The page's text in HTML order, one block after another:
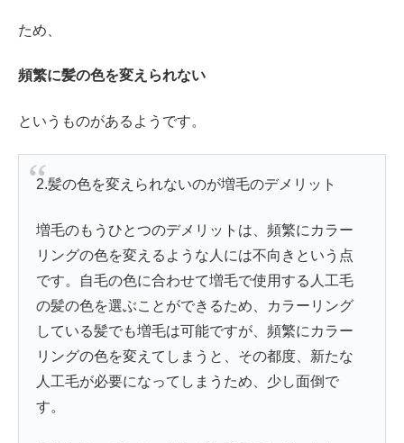
ため、
頻繁に髪の色を変えられない
というものがあるようです。
2.髪の色を変えられないのが増毛のデメリット
増毛のもうひとつのデメリットは、頻繁にカラー
リングの色を変えるような人には不向きという点
です。自毛の色に合わせて増毛で使用する人工毛
の髪の色を選ぶことができるため、カラーリング
している髪でも増毛は可能ですが、頻繁にカラー
リングの色を変えてしまうと、その都度、新たな
人工毛が必要になってしまうため、少し面倒で
す。